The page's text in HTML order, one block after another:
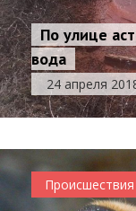
По улице
вода
24 апреля
Происшествия